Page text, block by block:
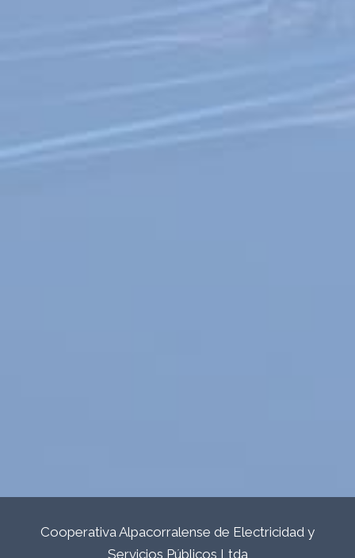
Cooperativa Alpacorralense de Electricidad y
Servicios Públicos Ltda